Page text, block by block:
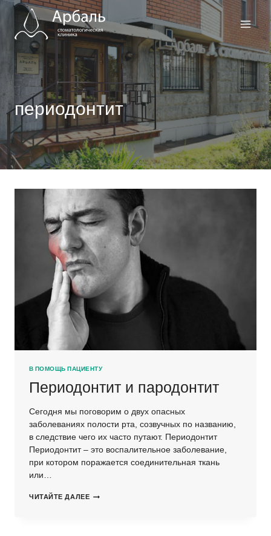
Перейти
содержимому
периодонтит
В ПОМОЩЬ ПАЦИЕНТУ
Периодонтит и пародонтит
Сегодня мы поговорим о двух опасных
заболеваниях полости рта, созвучных по названию,
в следствие чего их часто путают. Периодонтит
Периодонтит – это воспалительное заболевание,
при котором поражается соединительная ткань
или…
ЧИТАЙТЕ ДАЛЕЕ ПЕРИОДОНТИТ